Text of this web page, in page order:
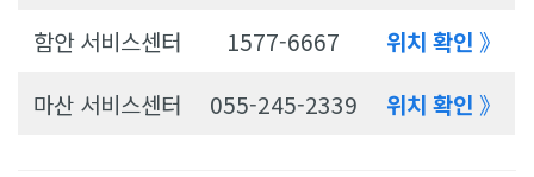
함안 서비스센터
1577-6667 위치 확인 》
마산 서비스센터
055-245-2339 위치 확인 》